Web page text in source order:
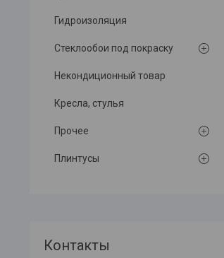
Гидроизоляция
Стеклообои под покраску
Некондиционный товар
Кресла, стулья
Прочее
Плинтусы